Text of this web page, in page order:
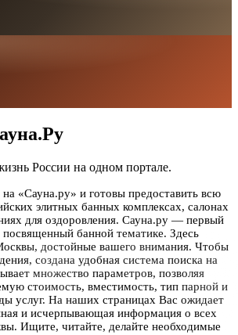
России на одном портале.
«Сауна.ру» и готовы предоставить всю
элитных банных комплексах, салонах
для оздоровления. Сауна.ру — первый
посвященный банной тематике. Здесь
достойные вашего внимания. Чтобы
создана удобная система поиска на
множество параметров, позволяя
стоимость, вместимость, тип парной и
услуг. На наших страницах Вас ожидает
и исчерпывающая информация о всех
Ищите, читайте, делайте необходимые